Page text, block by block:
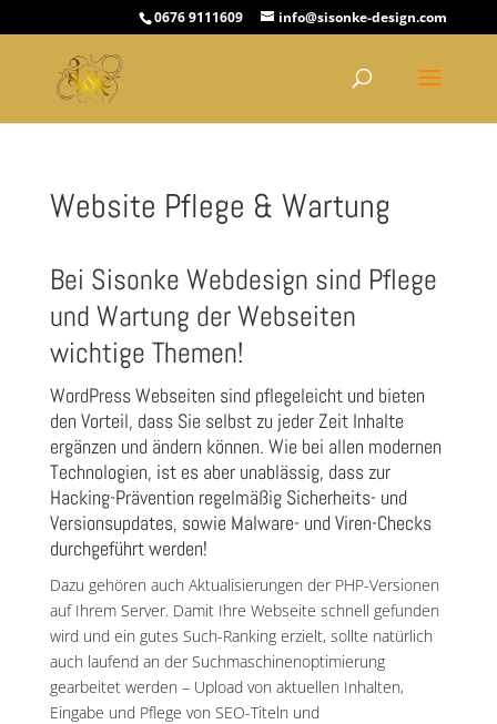
0676 9111609 info@sisonke-design.com
Website Pflege & Wartung
Bei Sisonke Webdesign sind Pflege
und Wartung der Webseiten
wichtige Themen!
WordPress Webseiten sind pflegeleicht und bieten
den Vorteil, dass Sie selbst zu jeder Zeit Inhalte
ergänzen und ändern können. Wie bei allen modernen
Technologien, ist es aber unablässig, dass zur
Hacking-Prävention regelmäßig Sicherheits- und
Versionsupdates, sowie Malware- und Viren-Checks
durchgeführt werden!
Dazu gehören auch Aktualisierungen der PHP-Versionen
auf Ihrem Server. Damit Ihre Webseite schnell gefunden
wird und ein gutes Such-Ranking erzielt, sollte natürlich
auch laufend an der Suchmaschinenoptimierung
gearbeitet werden – Upload von aktuellen Inhalten,
Eingabe und Pflege von SEO-Titeln und